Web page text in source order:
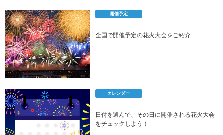
開催予定
全国で開催予定の花火大会をご紹介
カレンダー
日付を選んで、その日に開催される花火大会
をチェックしよう！